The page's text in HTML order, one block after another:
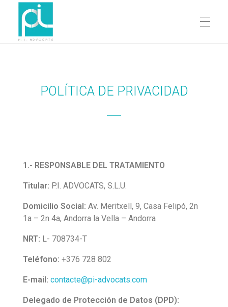
Ester Peralba Garcia
Margarita Bértolo Fontenla
CONTACTO
POLÍTICA DE PRIVACIDAD
1.- RESPONSABLE DEL TRATAMIENTO
Titular: P.I. ADVOCATS, S.L.U.
Domicilio Social: Av. Meritxell, 9, Casa Felipó, 2n
1a – 2n 4a, Andorra la Vella – Andorra
NRT: L- 708734-T
Teléfono: +376 728 802
E-mail: contacte@pi-advocats.com
Delegado de Protección de Datos (DPD):